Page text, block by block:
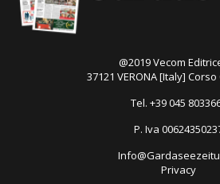
@2019 Vecom
37121 VERONA [Italy] Corso
Tel. +39 045
P. Iva
Privacy